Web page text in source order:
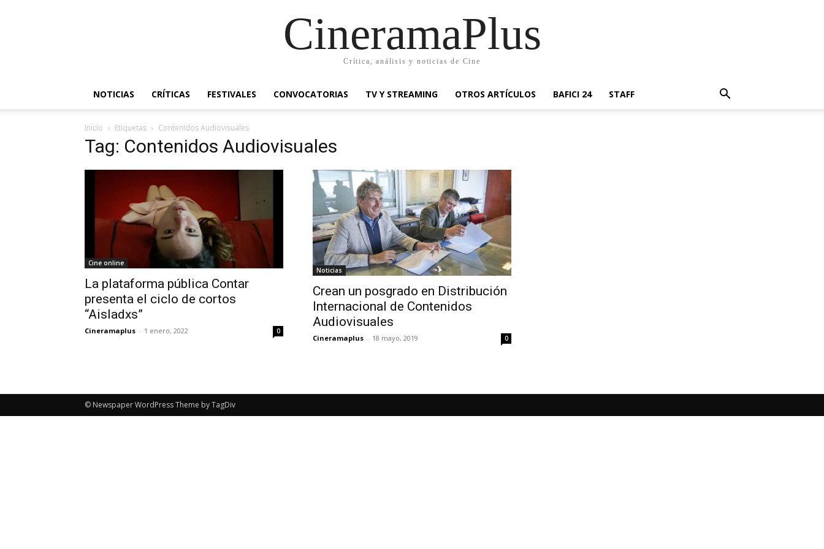
CineramaPlus
Crítica, análisis y noticias de Cine
NOTICIAS CRÍTICAS FESTIVALES CONVOCATORIAS TV Y STREAMING OTROS ARTÍCULOS BAFICI 24 STAFF
Inicio Etiquetas Contenidos Audiovisuales
Tag: Contenidos Audiovisuales
Cine online
La plataforma pública Contar
presenta el ciclo de cortos
“Aisladxs”
Cineramaplus - 1 enero, 2022 0
Noticias
Crean un posgrado en Distribución
Internacional de Contenidos
Audiovisuales
Cineramaplus - 18 mayo, 2019 0
© Newspaper WordPress Theme by TagDiv